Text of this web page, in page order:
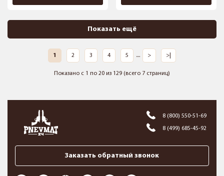
Показать ещё
1 2 3 4 5 .... > >|
Показано с 1 по 20 из 129 (всего 7 страниц)
8 (800) 550-51-69
8 (499) 685-45-92
Заказать обратный звонок